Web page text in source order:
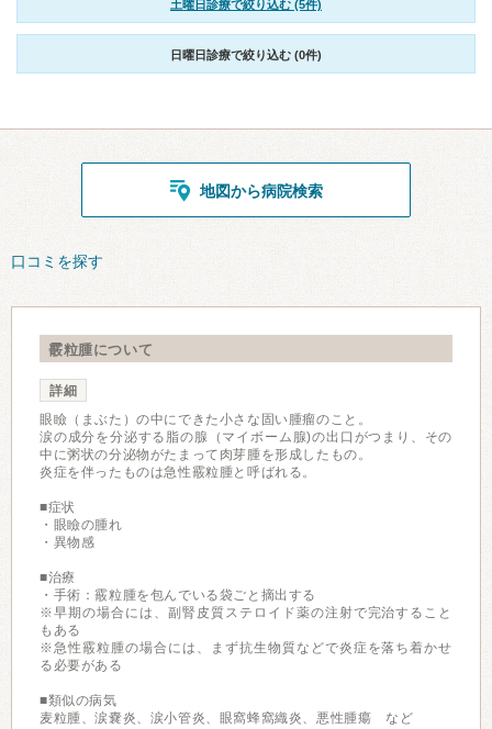
土曜日診療で絞り込む (5件)
日曜日診療で絞り込む (0件)
地図から病院検索
口コミを探す
霰粒腫について
詳細
眼瞼（まぶた）の中にできた小さな固い腫瘤のこと。
涙の成分を分泌する脂の腺（マイボーム腺)の出口がつまり、その
中に粥状の分泌物がたまって肉芽腫を形成したもの。
炎症を伴ったものは急性霰粒腫と呼ばれる。
■症状
・眼瞼の腫れ
・異物感
■治療
・手術：霰粒腫を包んでいる袋ごと摘出する
※早期の場合には、副腎皮質ステロイド薬の注射で完治すること
もある
※急性霰粒腫の場合には、まず抗生物質などで炎症を落ち着かせ
る必要がある
■類似の病気
麦粒腫、涙嚢炎、涙小管炎、眼窩蜂窩織炎、悪性腫瘍 など